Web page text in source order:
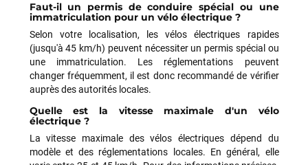
Faut-il un permis de conduire spécial ou une
immatriculation pour un vélo électrique ?
Selon votre localisation, les vélos électriques rapides
(jusqu'à 45 km/h) peuvent nécessiter un permis spécial ou
une immatriculation. Les réglementations peuvent
changer fréquemment, il est donc recommandé de vérifier
auprès des autorités locales.
Quelle est la vitesse maximale d'un vélo
électrique ?
La vitesse maximale des vélos électriques dépend du
modèle et des réglementations locales. En général, elle